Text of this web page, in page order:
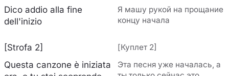
Dico addio alla fine
dell'inizio
Я машу рукой на прощание
концу начала
[Strofa 2] [Куплет 2]
Questa canzone è iniziata
Эта песня уже началась, а